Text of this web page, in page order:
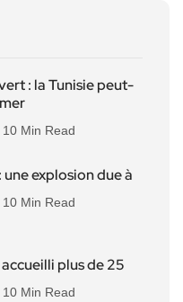
: la Tunisie peut-
10 Min Read
explosion due à
10 Min Read
plus de 25
10 Min Read